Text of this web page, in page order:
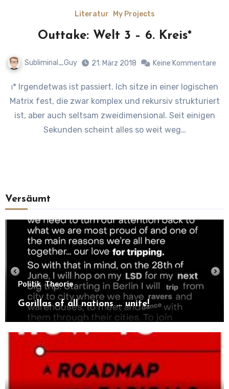
Literatur My Projects
Outtake: Welt 3 – 6. Kreis*
Subliminal_Guy 21. März 2018 Keine Kommentare
ו* Irgendetwas ist passiert. Ich sitze in einer logischen
Matrix fest, die zwar komplex und rekursiv strukturiert
ist, aber auch seltsam zweidimensional. Seit einigen
Sekunden scheint alles so weit weg…
Versäumt
Politik Theorie
Gorillas of all nations … unite!